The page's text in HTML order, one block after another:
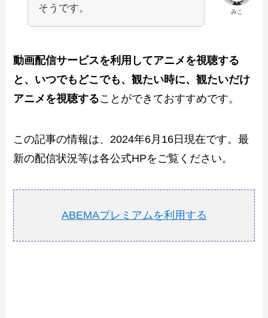
みこ
そうです。
動画配信サービスを利用してアニメを視聴する
と、いつでもどこでも、観たい時に、観たいだけ
アニメを視聴することができておすすめです。
この記事の情報は、2024年6月16日現在です。最
新の配信状況等は各公式HPをご覧ください。
ABEMAプレミアムを利用する